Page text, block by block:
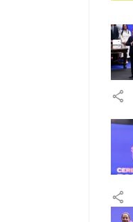
share
share